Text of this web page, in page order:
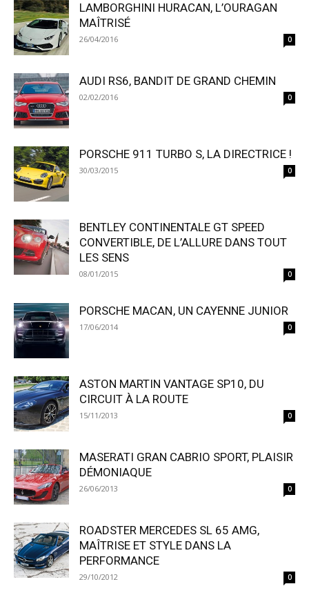
LAMBORGHINI HURACAN, L’OURAGAN
MAÎTRISÉ
26/04/2016 0
AUDI RS6, BANDIT DE GRAND CHEMIN
02/02/2016 0
PORSCHE 911 TURBO S, LA DIRECTRICE !
30/03/2015 0
BENTLEY CONTINENTALE GT SPEED
CONVERTIBLE, DE L’ALLURE DANS TOUT
LES SENS
08/01/2015 0
PORSCHE MACAN , UN CAYENNE JUNIOR
17/06/2014 0
ASTON MARTIN VANTAGE SP10, DU
CIRCUIT À LA ROUTE
15/11/2013 0
MASERATI GRAN CABRIO SPORT, PLAISIR
DÉMONIAQUE
26/06/2013 0
ROADSTER MERCEDES SL 65 AMG,
MAÎTRISE ET STYLE DANS LA
PERFORMANCE
29/10/2012 0